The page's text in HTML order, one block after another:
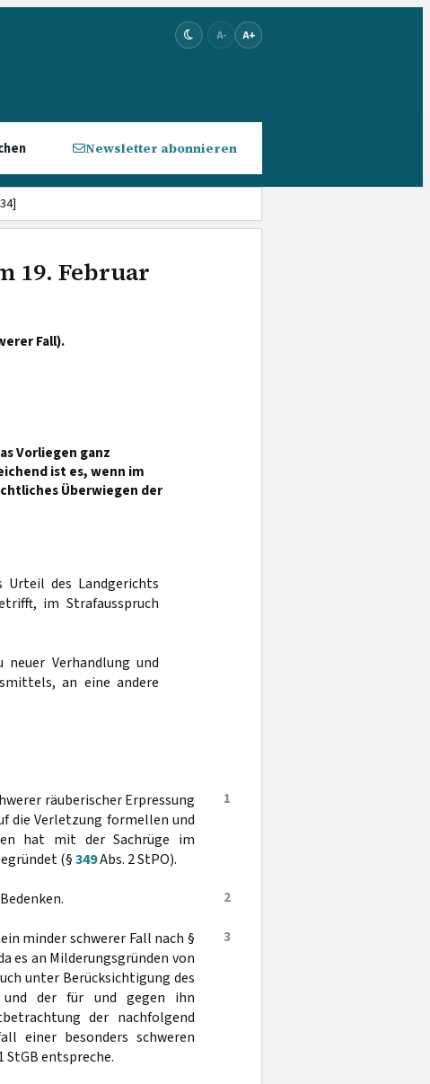
A- A+
Newsletter abonnieren
19. Februar
Fall).
Vorliegen ganz
ist es, wenn im
Überwiegen der
Urteil des Landgerichts
im Strafausspruch
Verhandlung und
an eine andere
1
räuberischer Erpressung
die Verletzung formellen und
hat mit der Sachrüge im
(§349Abs. 2 StPO).
2
3
minder schwerer Fall nach §
es an Milderungsgründen von
unter Berücksichtigung des
und der für und gegen ihn
der nachfolgend
einer besonders schweren
StGB entspreche.